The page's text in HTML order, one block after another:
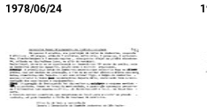
1978/06/24